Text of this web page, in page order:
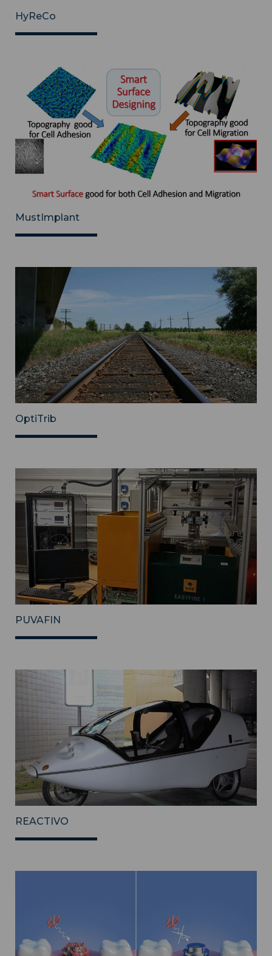
HyReCo
MustImplant
OptiTrib
PUVAFIN
REACTIVO